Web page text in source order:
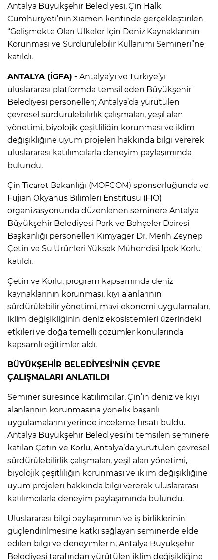
Antalya Büyükşehir Belediyesi, Çin Halk
Cumhuriyeti’nin Xiamen kentinde gerçekleştirilen
“Gelişmekte Olan Ülkeler İçin Deniz Kaynaklarının
Korunması ve Sürdürülebilir Kullanımı Semineri”ne
katıldı.
ANTALYA (İGFA) - Antalya’yı ve Türkiye’yi
uluslararası platformda temsil eden Büyükşehir
Belediyesi personelleri; Antalya’da yürütülen
çevresel sürdürülebilirlik çalışmaları, yeşil alan
yönetimi, biyolojik çeşitliliğin korunması ve iklim
değişikliğine uyum projeleri hakkında bilgi vererek
uluslararası katılımcılarla deneyim paylaşımında
bulundu.
Çin Ticaret Bakanlığı (MOFCOM) sponsorluğunda ve
Fujian Okyanus Bilimleri Enstitüsü (FIO)
organizasyonunda düzenlenen seminere Antalya
Büyükşehir Belediyesi Park ve Bahçeler Dairesi
Başkanlığı personelleri Kimyager Dr. Merih Zeynep
Çetin ve Su Ürünleri Yüksek Mühendisi İpek Korlu
katıldı.
Çetin ve Korlu, program kapsamında deniz
kaynaklarının korunması, kıyı alanlarının
sürdürülebilir yönetimi, mavi ekonomi uygulamaları,
iklim değişikliğinin deniz ekosistemleri üzerindeki
etkileri ve doğa temelli çözümler konularında
kapsamlı eğitimler aldı.
BÜYÜKŞEHİR BELEDİYESİ’NİN ÇEVRE
ÇALIŞMALARI ANLATILDI
Seminer süresince katılımcılar, Çin’in deniz ve kıyı
alanlarının korunmasına yönelik başarılı
uygulamalarını yerinde inceleme fırsatı buldu.
Antalya Büyükşehir Belediyesi’ni temsilen seminere
katılan Çetin ve Korlu, Antalya’da yürütülen çevresel
sürdürülebilirlik çalışmaları, yeşil alan yönetimi,
biyolojik çeşitliliğin korunması ve iklim değişikliğine
uyum projeleri hakkında bilgi vererek uluslararası
katılımcılarla deneyim paylaşımında bulundu.
Uluslararası bilgi paylaşımının ve iş birliklerinin
güçlendirilmesine katkı sağlayan seminerde elde
edilen bilgi ve deneyimlerin, Antalya Büyükşehir
Belediyesi tarafından yürütülen iklim değişikliğine